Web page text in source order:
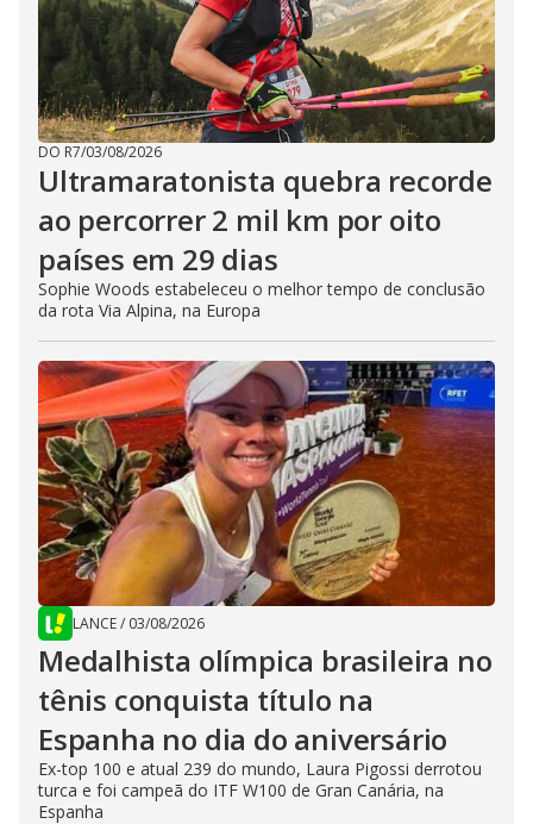
DO R7/03/08/2026
Ultramaratonista quebra recorde
ao percorrer 2 mil km por oito
países em 29 dias
Sophie Woods estabeleceu o melhor tempo de conclusão
da rota Via Alpina, na Europa
LANCE/ 03/08/2026
Medalhista olímpica brasileira no
tênis conquista título na
Espanha no dia do aniversário
Ex-top 100 e atual 239 do mundo, Laura Pigossi derrotou
turca e foi campeã do ITF W100 de Gran Canária, na
Espanha